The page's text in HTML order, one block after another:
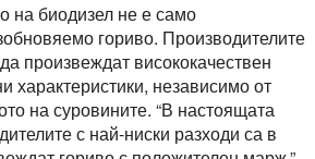
на биодизел не е само
гориво. Производителите
произвеждат висококачествен
характеристики, независимо от
на суровините. “В настоящата
с най-ниски разходи са в